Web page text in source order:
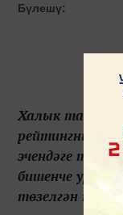
Бүлешү:
Халык тавыш
рейтингның
эчендәге
бишенче
төзелгән